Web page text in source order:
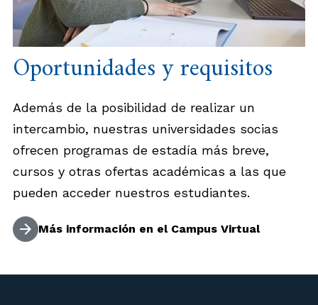
Oportunidades y requisitos
Además de la posibilidad de realizar un
intercambio, nuestras universidades socias
ofrecen programas de estadía más breve,
cursos y otras ofertas académicas a las que
pueden acceder nuestros estudiantes.
Más información en el Campus Virtual